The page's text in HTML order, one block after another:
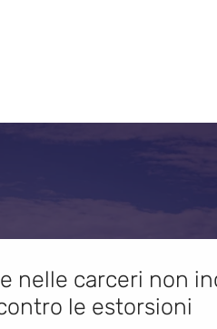
nelle carceri non
le estorsioni